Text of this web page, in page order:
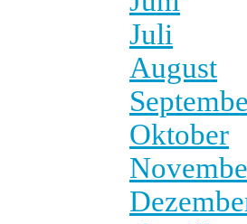
Juli
August
Oktober